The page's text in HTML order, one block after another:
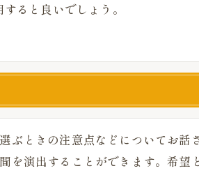
ると良いでしょう。
ぶときの注意点などについてお
を演出することができます。希